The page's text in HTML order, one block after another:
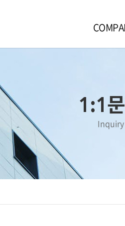
1:1문
Inquiry